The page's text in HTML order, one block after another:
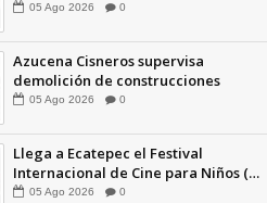
financió publicaciones en redes
Cisneros: TEEM | INFORMATIVA
05 Ago 2026 0
Azucena Cisneros supervisa
demolición de construcciones
ilegales en zona federal
05 Ago 2026 0
Llega a Ecatepec el Festival
Internacional de Cine para Niños (…
y no tan Niños) +Video INFORMATIVA
05 Ago 2026 0